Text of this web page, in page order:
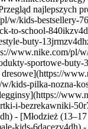
najlepszych
w/kids-
to-school-
buty-
www.nike.com/pl/
sportowe-buty-
kids-pilka-nozna-
i-bezrekawniki-
- [Młodzież
kids-